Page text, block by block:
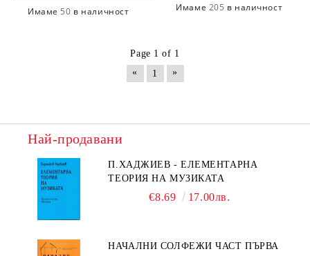
Имаме 50 в наличност Имаме 205 в наличност
Page 1 of 1
«
1 »
Най-продавани
П.ХАДЖИЕВ - ЕЛЕМЕНТАРНА
ТЕОРИЯ НА МУЗИКАТА
€8.69 17.00лв.
НАЧАЛНИ СОЛФЕЖИ ЧАСТ ПЪРВА